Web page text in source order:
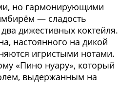
но гармонирующими
— сладость
дижестивных коктейля.
настоянного на дикой
игристыми нотами.
«Пино нуару», который
выдержанным на